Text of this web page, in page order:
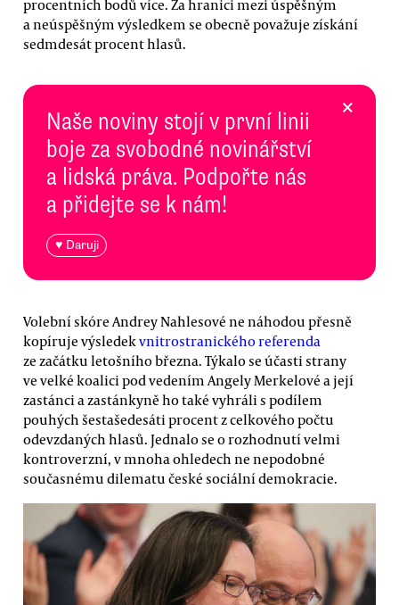
procentních bodů více. Za hranici mezi úspěšným
a neúspěšným výsledkem se obecně považuje získání
sedmdesát procent hlasů.
Naše noviny stojí v první linii
boje za svobodné novinářství
a lidská práva. Podpořte nás
a přidejte se k nám!
♥ Daruji
×
Volební skóre Andrey Nahlesové ne náhodou přesně
kopíruje výsledekvnitrostranického referenda
ze začátku letošního března. Týkalo se účasti strany
ve velké koalici pod vedením Angely Merkelové a její
zastánci a zastánkyně ho také vyhráli s podílem
pouhých šestašedesáti procent z celkového počtu
odevzdaných hlasů. Jednalo se o rozhodnutí velmi
kontroverzní, v mnoha ohledech ne nepodobné
současnému dilematu české sociální demokracie.